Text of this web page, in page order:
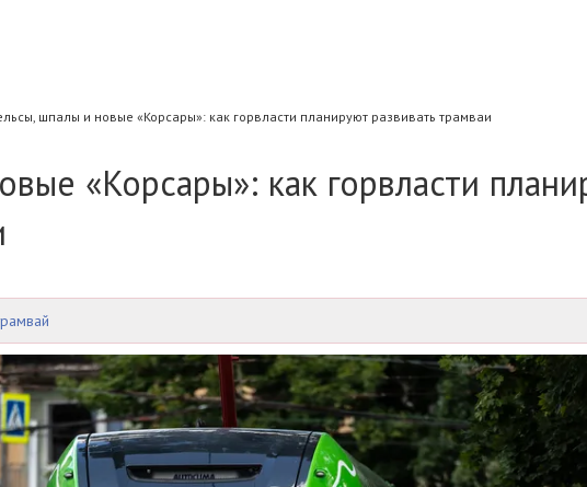
шпалы и новые «Корсары»: как горвласти планируют развивать трамваи
«Корсары»: как горвласти